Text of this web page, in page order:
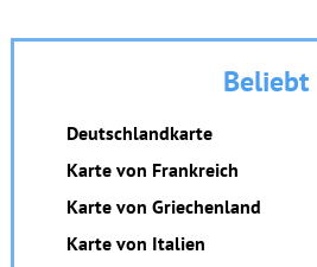
Beliebt
Deutschlandkarte
Karte von Frankreich
Karte von Griechenland
Karte von Italien